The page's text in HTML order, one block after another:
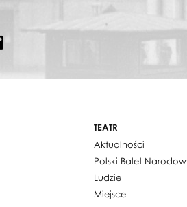
TEATR
Aktualności
Polski Balet
Ludzie
Miejsce